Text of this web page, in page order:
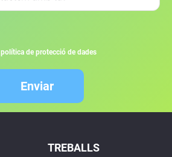
política de protecció de dades
Enviar
TREBALLS